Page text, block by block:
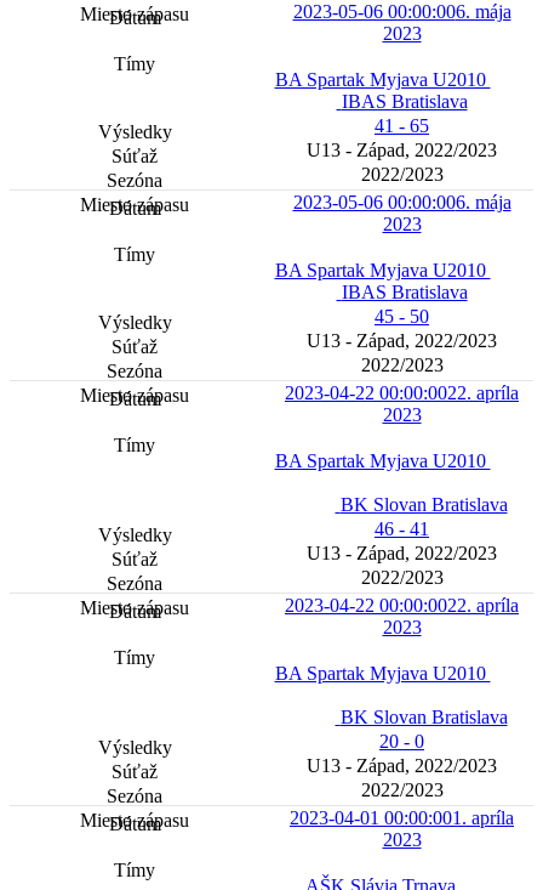
2023-05-06 00:00:006. mája
2023
BA Spartak Myjava U2010
IBAS Bratislava
41 - 65
U13 - Západ, 2022/2023
2022/2023
2023-05-06 00:00:006. mája
2023
BA Spartak Myjava U2010
IBAS Bratislava
45 - 50
U13 - Západ, 2022/2023
2022/2023
2023-04-22 00:00:0022. apríla
2023
BA Spartak Myjava U2010
BK Slovan Bratislava
46 - 41
U13 - Západ, 2022/2023
2022/2023
2023-04-22 00:00:0022. apríla
2023
BA Spartak Myjava U2010
BK Slovan Bratislava
20 - 0
U13 - Západ, 2022/2023
2022/2023
2023-04-01 00:00:001. apríla
2023